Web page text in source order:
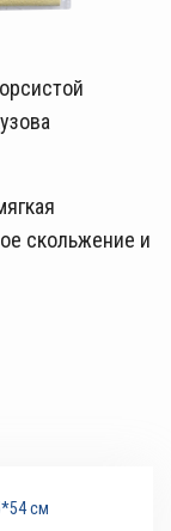
скольжение и
см